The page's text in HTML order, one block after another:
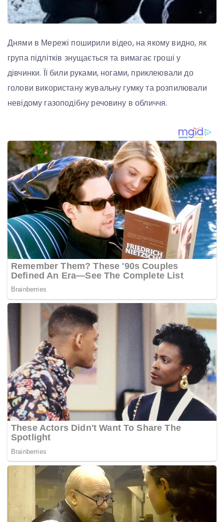
Днями в Мережі поширили відео, на якому видно, як
група підлітків знущається та вимагає гроші у
дівчинки. Її били руками, ногами, приклеювали до
голови використану жувальну гумку та розпилювали
невідому газоподібну речовину в обличчя.